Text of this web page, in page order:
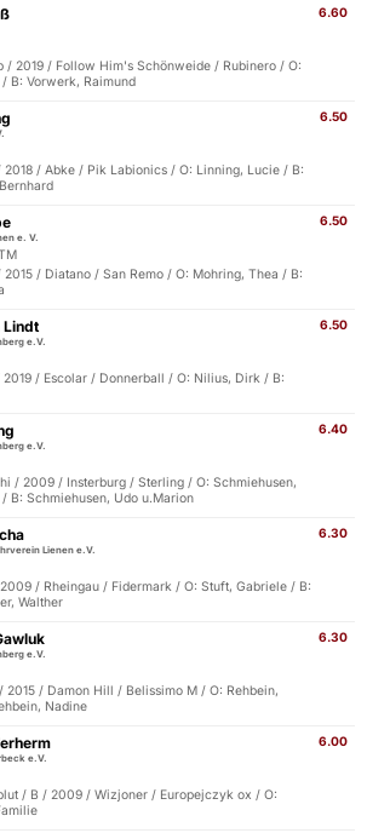
6.60
/ 2019 / Follow Him's Schönweide / Rubinero / O:
B: Vorwerk, Raimund
6.50
2018 / Abke / Pik Labionics / O: Linning, Lucie / B:
6.50
e. V.
/ Diatano / San Remo / O: Mohring, Thea / B:
6.50
Lindt
e.V.
/ Escolar / Donnerball / O: Nilius, Dirk / B:
6.40
e.V.
/ 2009 / Insterburg / Sterling / O: Schmiehusen,
B: Schmiehusen, Udo u.Marion
6.30
Lienen e.V.
/ Rheingau / Fidermark / O: Stuft, Gabriele / B:
Walther
6.30
e.V.
2015 / Damon Hill / Belissimo M / O: Rehbein,
Nadine
6.00
e.V.
/ B / 2009 / Wizjoner / Europejczyk ox / O: